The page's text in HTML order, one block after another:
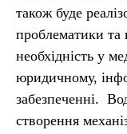
також буде
проблематики та
необхідність у
юридичному,
забезпеченні.
створення